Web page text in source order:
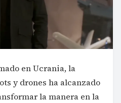
en Ucrania, la
y drones ha alcanzado
la manera en la